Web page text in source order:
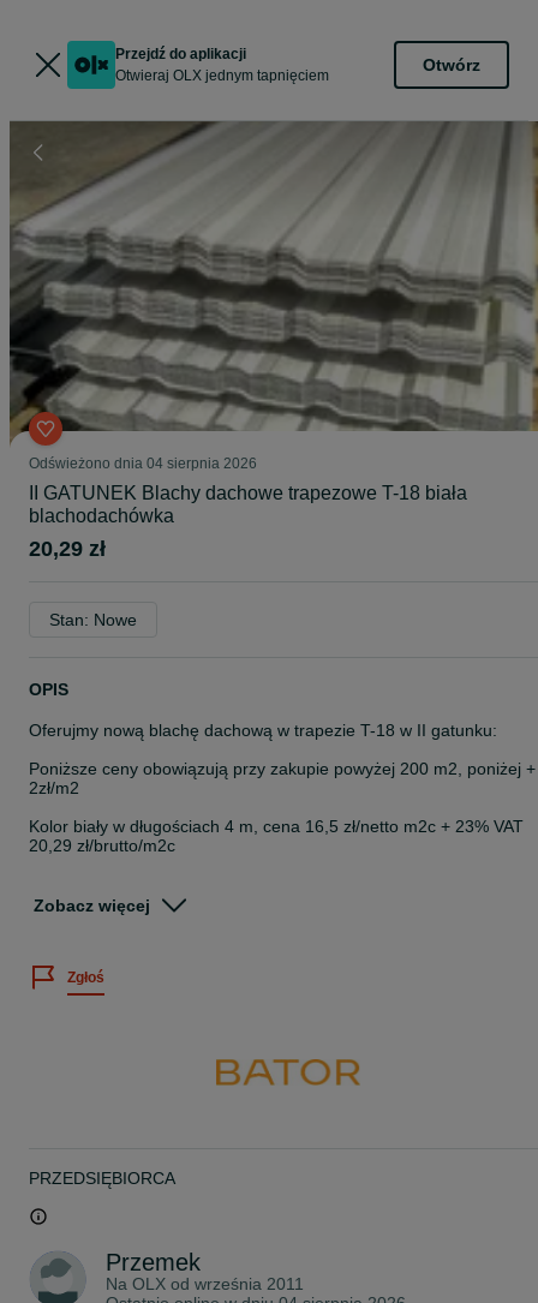
Przejdź do aplikacji
Otwieraj OLX jednym tapnięciem
Otwórz
Odświeżono dnia 04 sierpnia 2026
II GATUNEK Blachy dachowe trapezowe T-18 biała
blachodachówka
20,29 zł
Stan: Nowe
OPIS
Oferujmy nową blachę dachową w trapezie T-18 w II gatunku:
Poniższe ceny obowiązują przy zakupie powyżej 200 m2, poniżej +
2zł/m2
Kolor biały w długościach 4 m, cena 16,5 zł/netto m2c + 23% VAT
20,29 zł/brutto/m2c
- blachy, profile i rury stalowe w II gatunku
- używane profile i rury stalowe ( ocynkowane i czarne)
Woj. Wielkopolskie, droga krajowa nr 25.
Umożliwiamy transport po całej Polsce.
Zobacz więcej
Zgłoś
PRZEDSIĘBIORCA
Przemek
Na OLX od września 2011